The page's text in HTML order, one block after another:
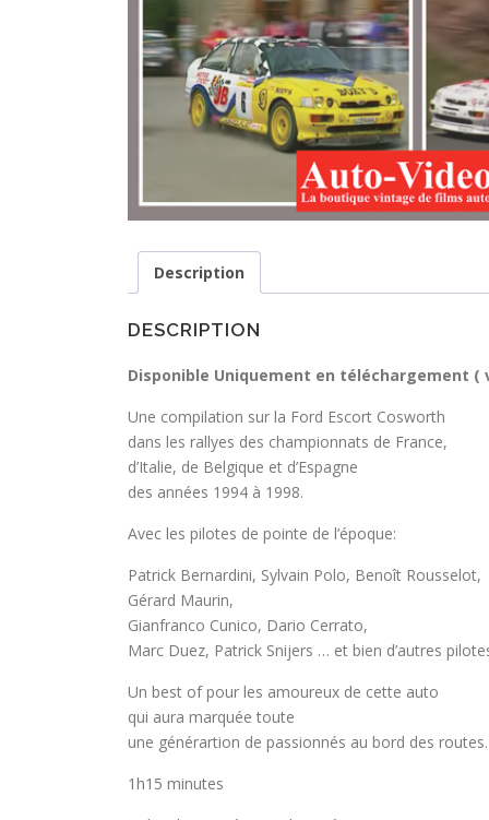
Description
DESCRIPTION
Disponible Uniquement en téléchargement (
Une compilation sur la Ford Escort Cosworth
dans les rallyes des championnats de France,
d’Italie, de Belgique et d’Espagne
des années 1994 à 1998.
Avec les pilotes de pointe de l’époque:
Patrick Bernardini, Sylvain Polo, Benoît Rousselot,
Gérard Maurin,
Gianfranco Cunico, Dario Cerrato,
Marc Duez, Patrick Snijers … et bien d’autres
Un best of pour les amoureux de cette auto
qui aura marquée toute
une générartion de passionnés au bord des routes.
1h15 minutes